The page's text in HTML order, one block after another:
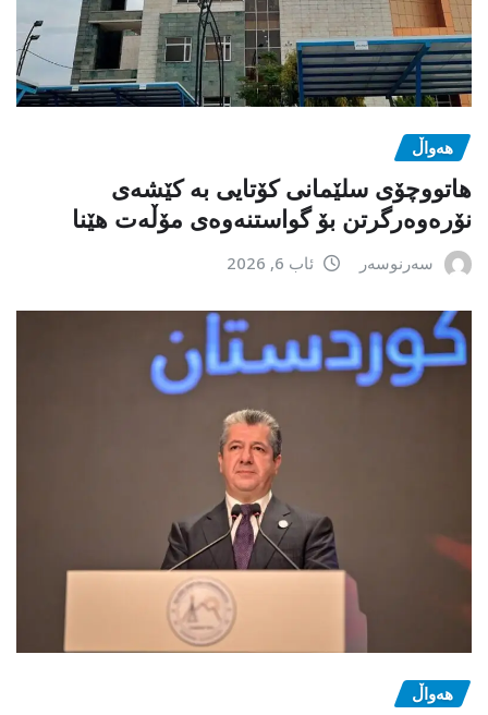
هەواڵ
هاتووچۆی سلێمانی کۆتایی بە کێشەی
نۆرەوەرگرتن بۆ گواستنەوەی مۆڵەت هێنا
سەرنوسەر ئاب 6, 2026
هەواڵ